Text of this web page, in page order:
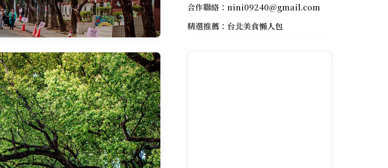
合作聯絡：nini09240@gmail.com
精選推薦： 台北美食懶人包